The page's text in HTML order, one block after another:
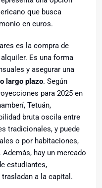
que busca
en euros.
es la compra de
Es una forma
y asegurar una
largo plazo. Según
para 2025 en
Tetuán,
bruta oscila entre
tradicionales, y puede
o por habitaciones,
hay un mercado
estudiantes,
a la capital.